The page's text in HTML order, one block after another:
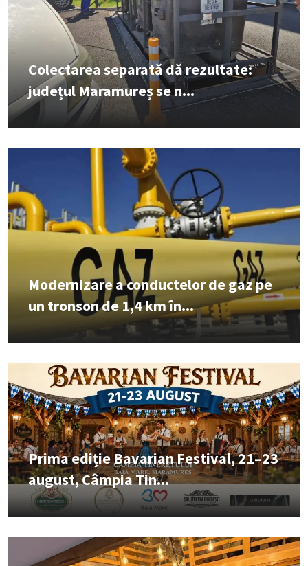
Colectarea separată dă rezultate:
județul Maramureș se n...
Modernizare a conductelor de gaz pe
un tronson de 1,4 km în...
Prima ediție Bavarian Festival, 21–23
august, Câmpia Tin...